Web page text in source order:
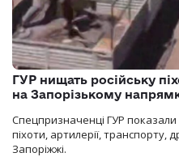
ГУР нищать російську
на Запорізькому
Спецпризначенці ГУР
піхоти, артилерії, транспорту,
Запоріжжі.